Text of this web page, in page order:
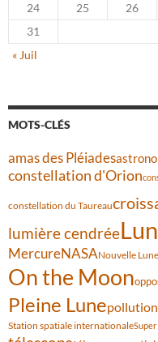
24
25 26
31
« Juil
MOTS-CLÉS
amas des Pléiades
constellation d'Orion
constellation du Taureau
lumière cendrée
MercureNASANouvelle Lune
On the Moon
Pleine Lune
Station spatiale internationale